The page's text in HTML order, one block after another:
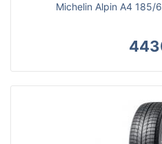
Michelin Alpin A4 185/